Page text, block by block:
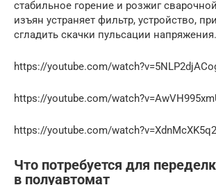
стабильное горение и розжиг
изъян устраняет фильтр, устройство,
сгладить скачки пульсации напряжения.
https://youtube.com/
https://youtube.com/
https://youtube.com/
Что потребуется для
в полуавтомат